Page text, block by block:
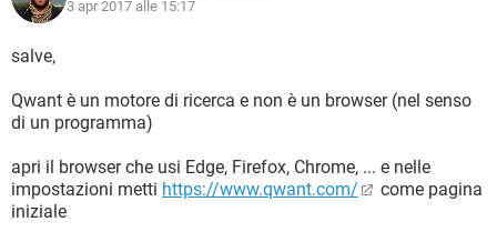
3 apr 2017 alle 15:17
salve,
Qwant è un motore di ricerca e non è un browser (nel senso
di un programma)
apri il browser che usi Edge, Firefox, Chrome, ... e nelle
impostazioni metti https://www.qwant.com/
come pagina
iniziale